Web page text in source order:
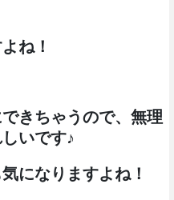
ね！
きちゃうので、無理
いです♪
になりますよね！